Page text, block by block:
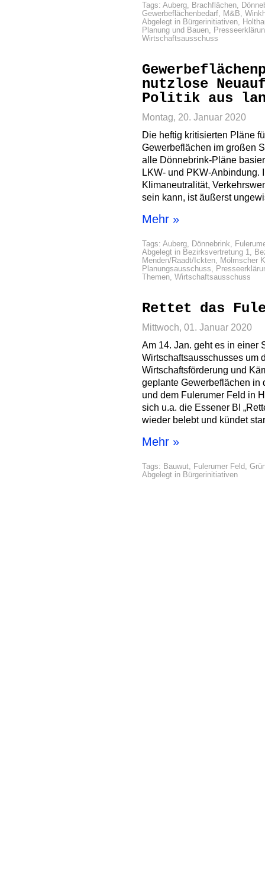
Tags: Auberg, Brachflächen,
Gewerbeflächenbedarf, M&B,
Abgelegt in Bürgerinitiativen,
Planung und Bauen,
Wirtschaftsausschuss
nutzlose
Politik aus
Montag, 20. Januar 2020
Die heftig kritisierten Pläne
Gewerbeflächen im großen
alle Dönnebrink-Pläne
LKW- und PKW-Anbindung.
Klimaneutralität,
sein kann, ist äußerst
Mehr »
Tags: Auberg, Dönnebrink,
Abgelegt in Bezirksvertretung 1,
Menden/Raadt/Ickten, Mölmscher
Planungsausschuss,
Themen, Wirtschaftsausschuss
Rettet das
Mittwoch, 01. Januar 2020
Am 14. Jan. geht es in einer
Wirtschaftsausschusses um
Wirtschaftsförderung und
geplante Gewerbeflächen in
und dem Fulerumer Feld in
sich u.a. die Essener BI
wieder belebt und kündet
Mehr »
Tags: Bauwut, Fulerumer Feld,
Abgelegt in Bürgerinitiativen